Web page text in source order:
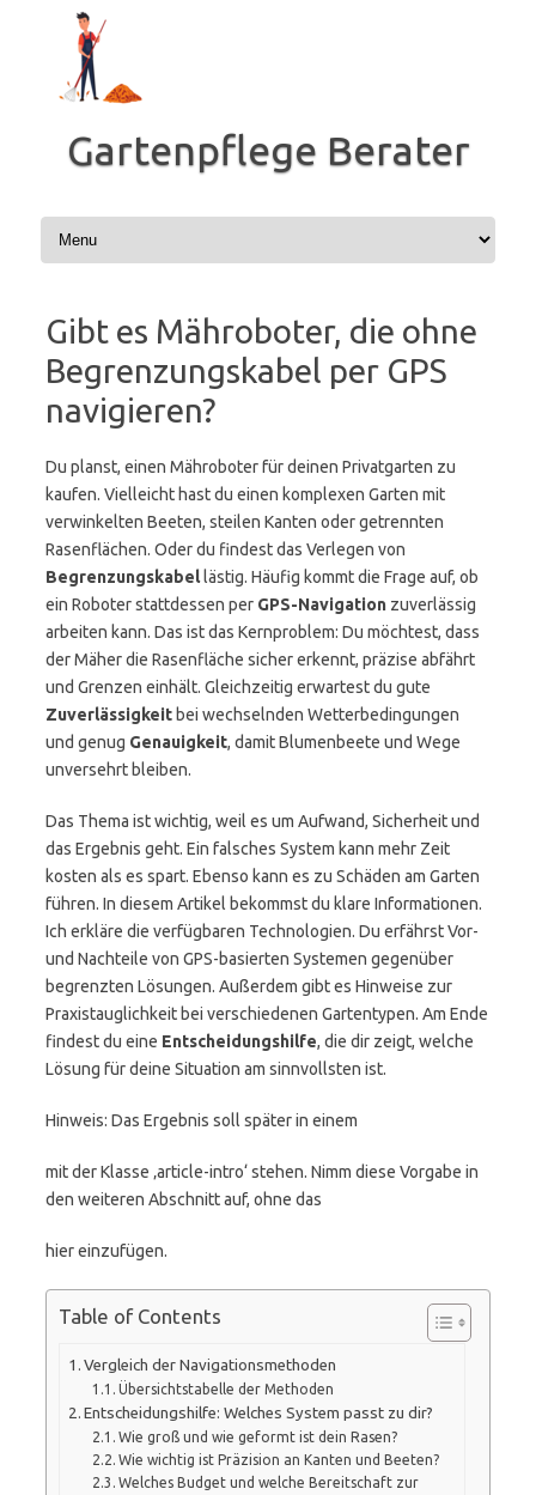
springen
Gartenpflege Berater
Gibt es Mähroboter, die ohne
Begrenzungskabel per GPS
navigieren?
Du planst, einen Mähroboter für deinen Privatgarten zu
kaufen. Vielleicht hast du einen komplexen Garten mit
verwinkelten Beeten, steilen Kanten oder getrennten
Rasenflächen. Oder du findest das Verlegen von
Begrenzungskabellästig. Häufig kommt die Frage auf, ob
ein Roboter stattdessen per GPS-Navigation zuverlässig
arbeiten kann. Das ist das Kernproblem: Du möchtest, dass
der Mäher die Rasenfläche sicher erkennt, präzise abfährt
und Grenzen einhält. Gleichzeitig erwartest du gute
Zuverlässigkeit bei wechselnden Wetterbedingungen
und genug Genauigkeit, damit Blumenbeete und Wege
unversehrt bleiben.
Das Thema ist wichtig, weil es um Aufwand, Sicherheit und
das Ergebnis geht. Ein falsches System kann mehr Zeit
kosten als es spart. Ebenso kann es zu Schäden am Garten
führen. In diesem Artikel bekommst du klare Informationen.
Ich erkläre die verfügbaren Technologien. Du erfährst Vor-
und Nachteile von GPS-basierten Systemen gegenüber
begrenzten Lösungen. Außerdem gibt es Hinweise zur
Praxistauglichkeit bei verschiedenen Gartentypen. Am Ende
findest du eine Entscheidungshilfe, die dir zeigt, welche
Lösung für deine Situation am sinnvollsten ist.
Hinweis: Das Ergebnis soll später in einem
mit der Klasse ‚article-intro‘ stehen. Nimm diese Vorgabe in
den weiteren Abschnitt auf, ohne das
hier einzufügen.
Table of Contents
Vergleich der Navigationsmethoden
Übersichtstabelle der Methoden
Entscheidungshilfe: Welches System passt zu dir?
Wie groß und wie geformt ist dein Rasen?
Wie wichtig ist Präzision an Kanten und Beeten?
Welches Budget und welche Bereitschaft zur